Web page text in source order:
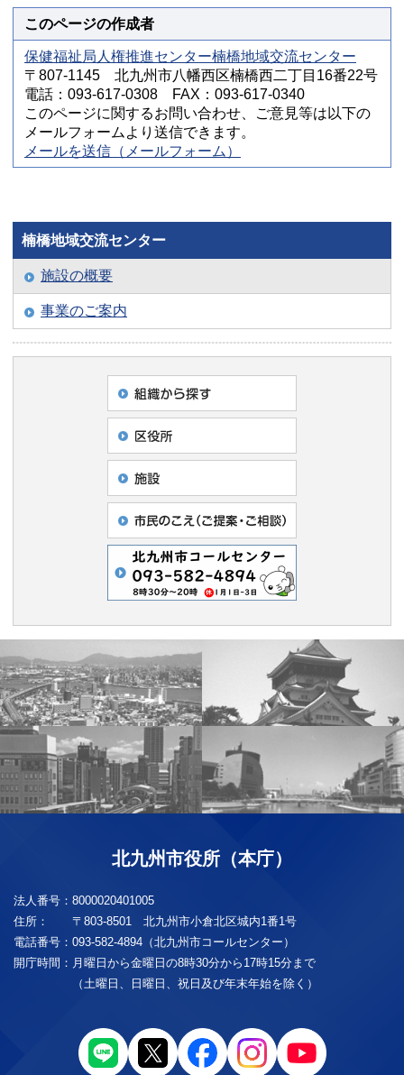
このページの作成者
保健福祉局人権推進センター楠橋地域交流センター
〒807-1145 北九州市八幡西区楠橋西二丁目16番22号
電話：093-617-0308 FAX：093-617-0340
このページに関するお問い合わせ、ご意見等は以下の
メールフォームより送信できます。
メールを送信（メールフォーム）
楠橋地域交流センター
施設の概要
事業のご案内
北九州市役所（本庁）
法人番号： 8000020401005
住所：
〒803-8501 北九州市小倉北区城内1番1号
電話番号： 093-582-4894（北九州市コールセンター）
開庁時間： 月曜日から金曜日の8時30分から17時15分まで
（土曜日、日曜日、祝日及び年末年始を除く）